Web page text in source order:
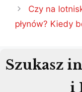
Czy na
płynów? Kiedy
Szukasz
i